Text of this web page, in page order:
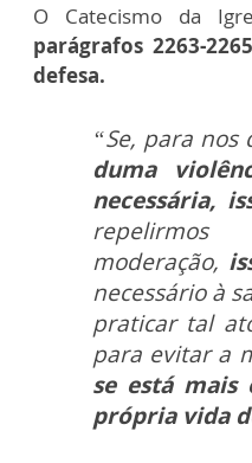
O Catecismo da
parágrafos 2263-
defesa.
“Se, para nos
duma
necessária,
moderação,
necessário à
praticar tal
para evitar a
se está mais
própria vida